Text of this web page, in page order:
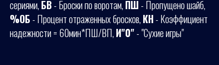
сериями,БВ- Броски по воротам,ПШ - Пропущено шайб,
%ОБ - Процент отраженных бросков,КН- Коэффициент
надежности = 60мин*ПШ/ВП,И"0"- "Сухие игры"